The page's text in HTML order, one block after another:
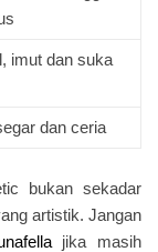
imut dan suka
dan ceria
bukan sekadar
artistik. Jangan
jika masih